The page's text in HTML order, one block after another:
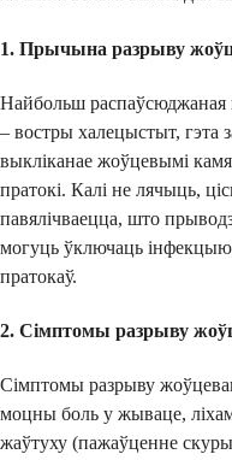
1. Прычына разрыву
Найбольш распаўсюджаная
– востры халецыстыт, гэта
выкліканае жоўцевымі
пратокі. Калі не лячыць,
павялічваецца, што
могуць ўключаць
пратокаў.
2. Сімптомы разрыву
Сімптомы разрыву
моцны боль у жываце,
жаўтуху (пажаўценне скуры